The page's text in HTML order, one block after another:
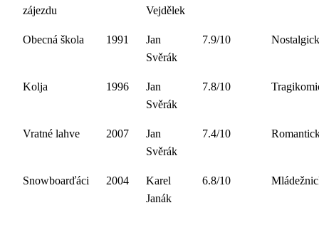
zájezdu
Vejdělek
Obecná škola 1991
Jan
Svěrák
7.9/10
Kolja 1996
Jan
Svěrák
7.8/10
Vratné lahve 2007
Jan
Svěrák
7.4/10
Snowboarďáci 2004
Karel
Janák
6.8/10